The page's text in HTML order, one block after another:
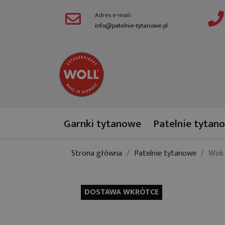
Adres e-mail:
info@patelnie-tytanowe.pl
Garnki tytanowe Patelnie
Strona główna Patelnie tytanowe
DOSTAWA WKRÓTCE